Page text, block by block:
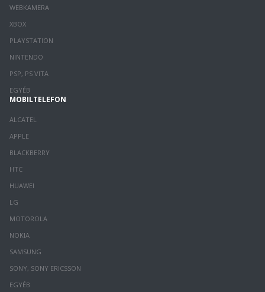
WEBKAMERA
XBOX
PLAYSTATION
NINTENDO
PSP, PS VITA
EGYÉB
MOBILTELEFON
ALCATEL
APPLE
BLACKBERRY
HTC
HUAWEI
LG
MOTOROLA
NOKIA
SAMSUNG
SONY, SONY ERICSSON
EGYÉB